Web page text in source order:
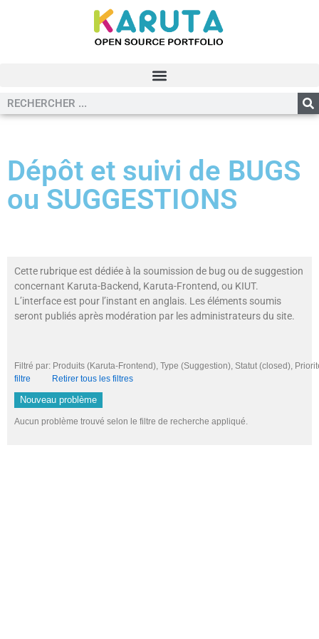
Dépôt et suivi de BUGS
ou SUGGESTIONS
Cette rubrique est dédiée à la soumission de bug ou de suggestion
concernant Karuta-Backend, Karuta-Frontend, ou KIUT.
L’interface est pour l’instant en anglais. Les éléments soumis
seront publiés après modération par les administrateurs du site.
Filtré par: Produits (Karuta-Frontend), Type (Suggestion), Statut (closed),
filtre
Retirer tous les filtres
Nouveau problème
Aucun problème trouvé selon le filtre de recherche appliqué.